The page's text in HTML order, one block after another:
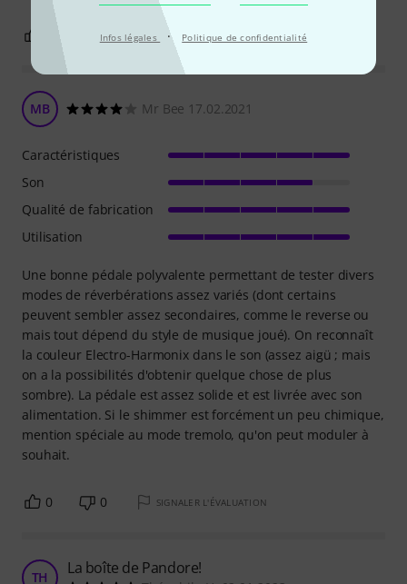
Infos légales · Politique de confidentialité
0 SIGNALER L'ÉVALUATION
MB Mr Bee 17.02.2021
Une bonne pédale polyvalente permettant de tester divers
modes de réverbérations assez variés (dont certains
peuvent sembler assez secondaires, comme le reverse ou
mais tout dépend du style de musique joué). On reconnaît
la couleur Electro-Harmonix dans le son (assez aigü ; mais
on a la possibilités d'obtenir quelque chose de plus
sombre). La pédale est assez solide et est livrée avec son
alimentation. Si le shimmer est forcément un peu chimique,
mention spéciale au mode tremolo, qu'on peut moduler à
souhait.
Caractéristiques
Son
Qualité de fabrication
Utilisation
0 0 SIGNALER L'ÉVALUATION
TH La boîte de Pandore!